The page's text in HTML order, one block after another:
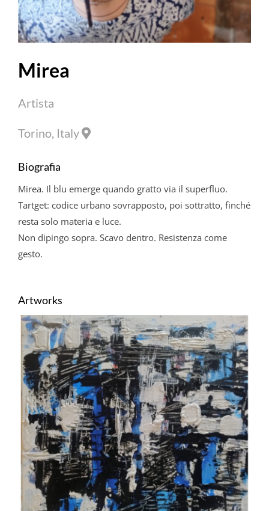
Mirea
Artista
Torino, Italy
Biografia
Mirea. Il blu emerge quando gratto via il superfluo.
Tartget: codice urbano sovrapposto, poi sottratto, finché
resta solo materia e luce.
Non dipingo sopra. Scavo dentro. Resistenza come
gesto.
Artworks